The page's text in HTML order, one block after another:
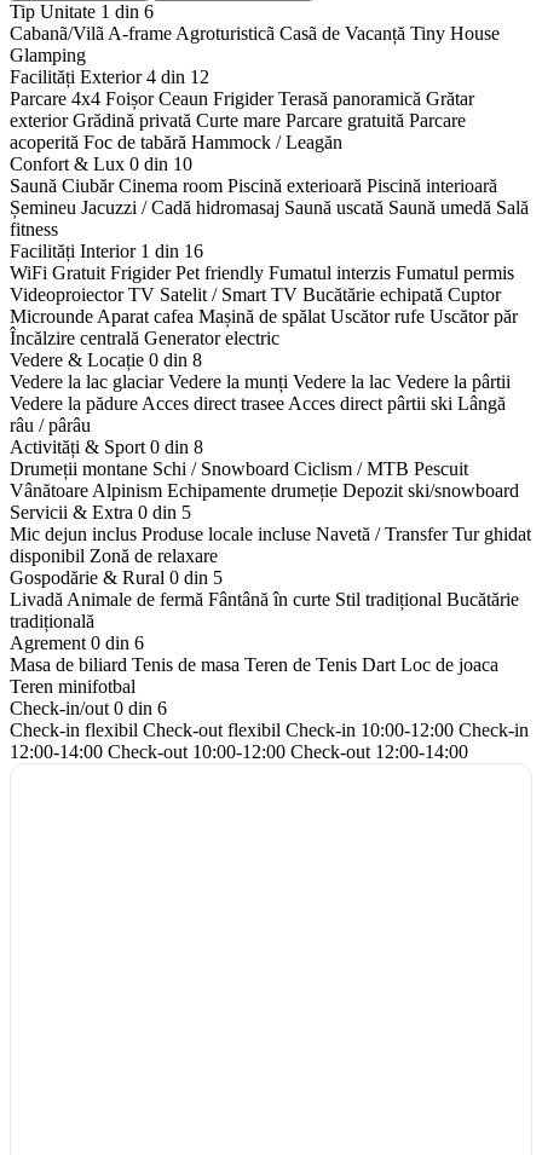
Tip Unitate 1 din 6
Cabanã/Vilã A-frame Agroturisticã Casã de Vacanță Tiny House
Glamping
Facilități Exterior4 din 12
Parcare 4x4 Foișor Ceaun Frigider Terasă panoramică Grătar
exterior Grădină privată Curte mare Parcare gratuită Parcare
acoperită Foc de tabără Hammock / Leagăn
Confort & Lux 0 din 10
Saună Ciubăr Cinema room Piscină exterioară Piscină interioară
Șemineu Jacuzzi / Cadă hidromasaj Saună uscată Saună umedă Sală
fitness
Facilități Interior 1 din 16
WiFi Gratuit Frigider Pet friendly Fumatul interzis Fumatul permis
Videoproiector TV Satelit / Smart TV Bucătărie echipată Cuptor
Microunde Aparat cafea Mașină de spălat Uscător rufe Uscător păr
Încălzire centrală Generator electric
Vedere & Locație 0 din 8
Vedere la lac glaciar Vedere la munți Vedere la lac Vedere la pârtii
Vedere la pădure Acces direct trasee Acces direct pârtii ski Lângă
râu / pârâu
Activități & Sport 0 din 8
Drumeții montane Schi / Snowboard Ciclism / MTB Pescuit
Vânătoare Alpinism Echipamente drumeție Depozit ski/snowboard
Servicii & Extra 0 din 5
Mic dejun inclus Produse locale incluse Navetă / Transfer Tur ghidat
disponibil Zonă de relaxare
Gospodărie & Rural 0 din 5
Livadă Animale de fermă Fântână în curte Stil tradițional Bucătărie
tradițională
Agrement 0 din 6
Masa de biliard Tenis de masa Teren de Tenis Dart Loc de joaca
Teren minifotbal
Check-in/out 0 din 6
Check-in flexibil Check-out flexibil Check-in 10:00-12:00 Check-in
12:00-14:00 Check-out 10:00-12:00 Check-out 12:00-14:00